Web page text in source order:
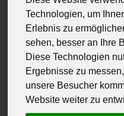
Technologien, um
Erlebnis zu
sehen, besser an Ihre
Diese Technologien
Ergebnisse zu
unsere Besucher
Website weiter zu